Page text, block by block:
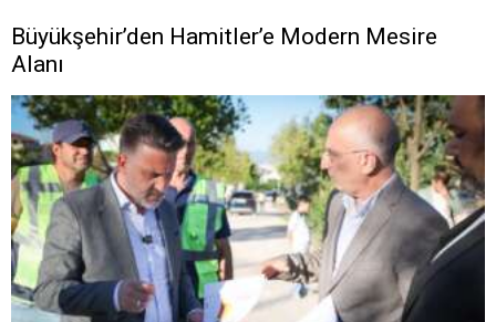
Büyükşehir’den Hamitler’e Modern Mesire
Alanı